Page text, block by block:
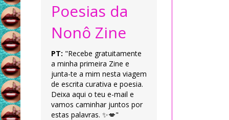
Poesias da
Nonô Zine
PT: "Recebe gratuitamente
a minha primeira Zine e
junta-te a mim nesta viagem
de escrita curativa e poesia.
Deixa aqui o teu e-mail e
vamos caminhar juntos por
estas palavras. ✨💋"